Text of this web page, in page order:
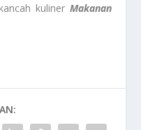
kuliner Makanan